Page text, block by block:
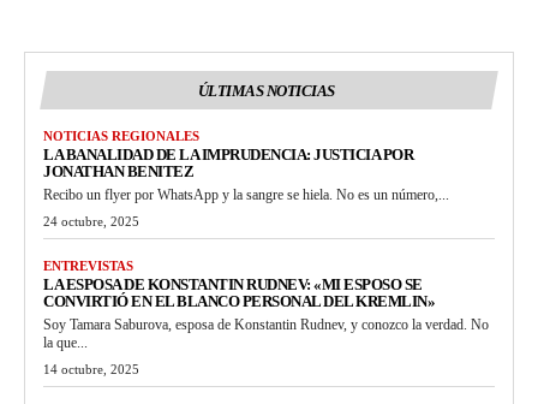
ÚLTIMAS NOTICIAS
NOTICIAS REGIONALES
LA BANALIDAD DE LA IMPRUDENCIA: JUSTICIA POR
JONATHAN BENITEZ
Recibo un flyer por WhatsApp y la sangre se hiela. No es un número,...
24 octubre, 2025
ENTREVISTAS
LA ESPOSA DE KONSTANTIN RUDNEV: «MI ESPOSO SE
CONVIRTIÓ EN EL BLANCO PERSONAL DEL KREMLIN»
Soy Tamara Saburova, esposa de Konstantin Rudnev, y conozco la verdad. No
la que...
14 octubre, 2025